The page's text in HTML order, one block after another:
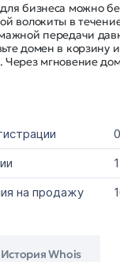
бизнеса можно
волокиты в
передачи
домен в корзину
Через мгновение
на продажу
История Whois